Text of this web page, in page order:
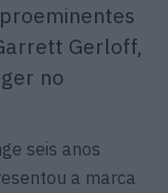
Gerloff,
no
seis anos
a marca